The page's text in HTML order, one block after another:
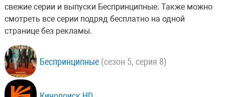
свежие серии и выпуски Беспринципные. Также можно
смотреть все серии подряд бесплатно на одной
странице без рекламы.
Беспринципные (сезон 5, серия 8)